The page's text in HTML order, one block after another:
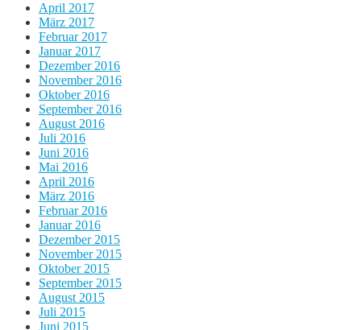
April 2017
März 2017
Februar 2017
Januar 2017
Dezember 2016
November 2016
Oktober 2016
September 2016
August 2016
Juli 2016
Juni 2016
Mai 2016
April 2016
März 2016
Februar 2016
Januar 2016
Dezember 2015
November 2015
Oktober 2015
September 2015
August 2015
Juli 2015
Juni 2015